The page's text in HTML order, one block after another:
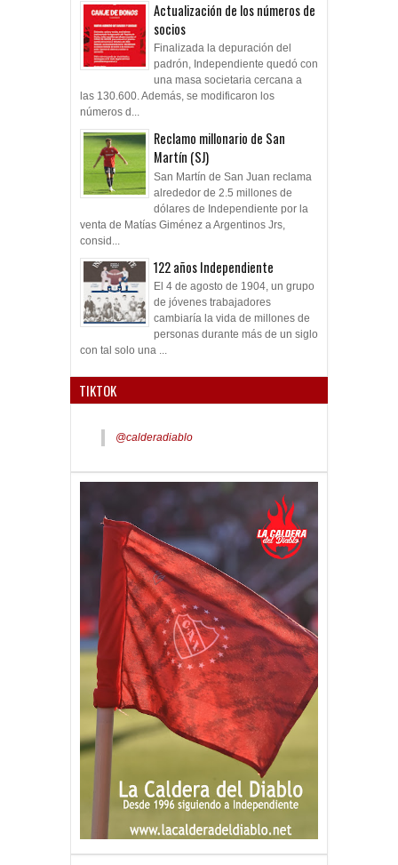
Actualización de los números de
socios
Finalizada la depuración del
padrón, Independiente quedó con
una masa societaria cercana a
las 130.600. Además, se modificaron los
números d...
Reclamo millonario de San
Martín (SJ)
San Martín de San Juan reclama
alrededor de 2.5 millones de
dólares de Independiente por la
venta de Matías Giménez a Argentinos Jrs,
consid...
122 años Independiente
El 4 de agosto de 1904, un grupo
de jóvenes trabajadores
cambiaría la vida de millones de
personas durante más de un siglo
con tal solo una ...
TIKTOK
@calderadiablo